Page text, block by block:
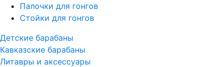
Палочки для гонгов
Стойки для гонгов
Детские барабаны
Кавказские барабаны
Литавры и аксессуары